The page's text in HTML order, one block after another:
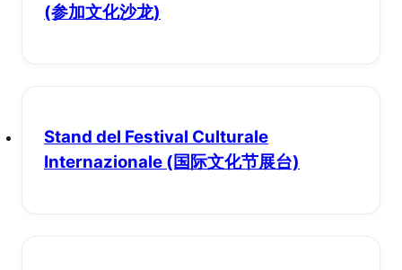
(参加文化沙龙)
Stand del Festival Culturale
Internazionale (国际文化节展台)